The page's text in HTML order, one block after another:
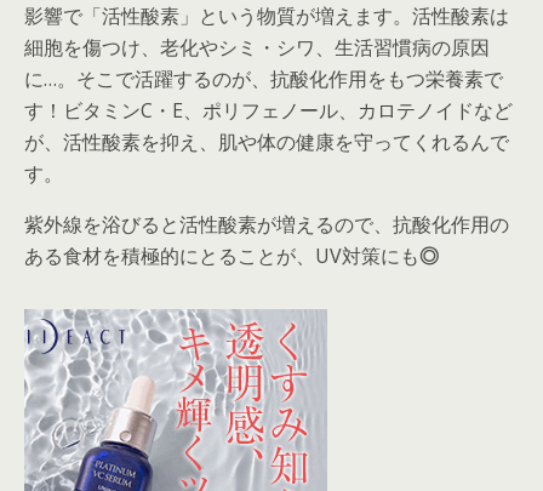
影響で「活性酸素」という物質が増えます。活性酸素は
細胞を傷つけ、老化やシミ・シワ、生活習慣病の原因
に…。そこで活躍するのが、抗酸化作用をもつ栄養素で
す！ビタミンC・E、ポリフェノール、カロテノイドなど
が、活性酸素を抑え、肌や体の健康を守ってくれるんで
す。
紫外線を浴びると活性酸素が増えるので、抗酸化作用の
ある食材を積極的にとることが、UV対策にも◎